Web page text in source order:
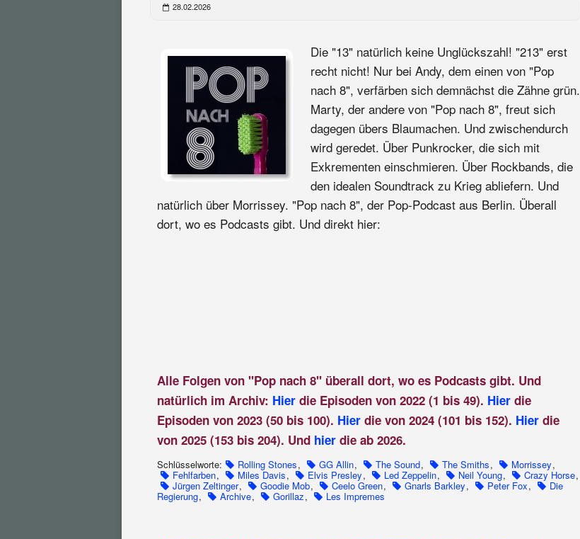
28.02.2026
Die "13" natürlich keine Unglückszahl! "213" erst
recht nicht! Nur bei Andy, dem einen von "Pop
nach 8", verfärben sich demnächst die Zähne grün.
Marty, der andere von "Pop nach 8", freut sich
dagegen übers Blaumachen. Und zwischendurch
wird geredet. Über Punkrocker, die sich mit
Exkrementen einschmieren. Über Rockbands, die
den idealen Soundtrack zu Krieg abliefern. Und
natürlich über Morrissey. "Pop nach 8", der Pop-Podcast aus Berlin. Überall
dort, wo es Podcasts gibt. Und direkt hier:
Alle Folgen von "Pop nach 8" überall dort, wo es Podcasts gibt. Und
natürlich im Archiv: Hier die Episoden von 2022 (1 bis 49). Hier die
Episoden von 2023 (50 bis 100). Hier die von 2024 (101 bis 152). Hier die
von 2025 (153 bis 204). Und hier die ab 2026.
Schlüsselworte: Rolling Stones, GG Allin, The Sound, The Smiths, Morrissey,
Fehlfarben, Miles Davis, Elvis Presley, Led Zeppelin, Neil Young, Crazy Horse,
Jürgen Zeltinger, Goodie Mob, Ceelo Green, Gnarls Barkley, Peter Fox, Die
Regierung, Archive, Gorillaz, Les Impremes